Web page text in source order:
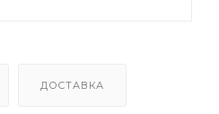
ДОСТАВКА